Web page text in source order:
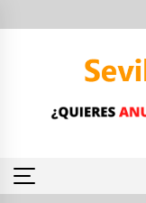
al